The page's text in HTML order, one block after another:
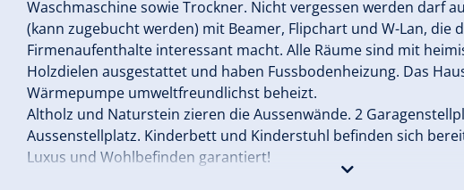
Waschmaschine sowie Trockner. Nicht vergessen werden darf
(kann zugebucht werden) mit Beamer, Flipchart und W-Lan, die
Firmenaufenthalte interessant macht. Alle Räume sind mit
Holzdielen ausgestattet und haben Fussbodenheizung. Das
Wärmepumpe umweltfreundlichst beheizt.
Altholz und Naturstein zieren die Aussenwände. 2
Aussenstellplatz. Kinderbett und Kinderstuhl befinden sich
Luxus und Wohlbefinden garantiert!
himmelsnah.at/